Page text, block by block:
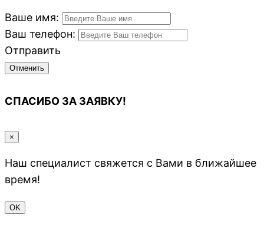
Ваше имя:
Ваш телефон:
Отправить
Отменить
СПАСИБО ЗА ЗАЯВКУ!
×
Наш специалист свяжется с Вами в ближайшее
время!
OK